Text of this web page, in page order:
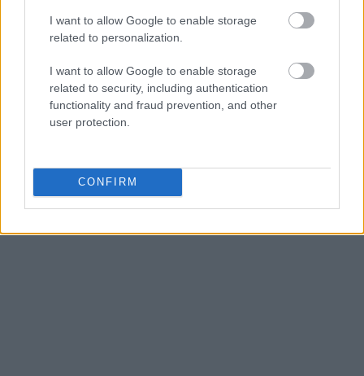
I want to allow Google to enable storage
related to personalization.
I want to allow Google to enable storage
related to security, including authentication
functionality and fraud prevention, and other
user protection.
CONFIRM